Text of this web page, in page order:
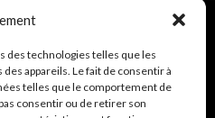
des technologies telles que les
appareils. Le fait de consentir à
telles que le comportement de
consentir ou de retirer son
Rennes
42 62 42
18h00 et le Samedi